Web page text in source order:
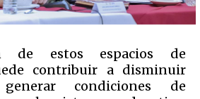
de estos espacios de
contribuir a disminuir
condiciones de